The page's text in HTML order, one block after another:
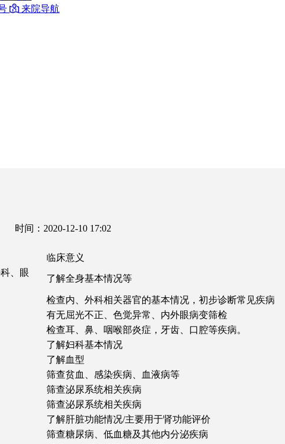
 来院导航
间：2020-12-10 17:02
临床意义
、眼
了解全身基本情况等
检查内、外科相关器官的基本情况，初步诊断常见疾病
有无屈光不正、色觉异常、内外眼病变筛检
检查耳、鼻、咽喉部炎症，牙齿、口腔等疾病。
了解妇科基本情况
了解血型
筛查贫血、感染疾病、血液病等
筛查泌尿系统相关疾病
筛查泌尿系统相关疾病
了解肝脏功能情况/主要用于肾功能评价
筛查糖尿病、低血糖及其他内分泌疾病